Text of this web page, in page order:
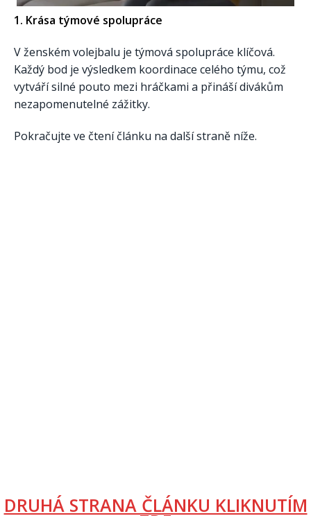
1. Krása týmové spolupráce
V ženském volejbalu je týmová spolupráce klíčová.
Každý bod je výsledkem koordinace celého týmu, což
vytváří silné pouto mezi hráčkami a přináší divákům
nezapomenutelné zážitky.
Pokračujte ve čtení článku na další straně níže.
DRUHÁ STRANA ČLÁNKU KLIKNUTÍM